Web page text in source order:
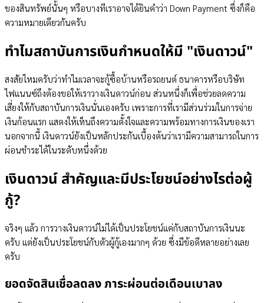
ของสินทรัพย์นั้นๆ หรือบางทีเราอาจได้ยินคำว่า Down Payment ซึ่งก็คือ
ความหมายเดียวกันครับ
ทำไมสถาบันการเงินกำหนดให้มี "เงินดาวน์"
สงสัยไหมครับว่าทำไมเวลาจะกู้ซื้อบ้านหรือรถยนต์ ธนาคารหรือบริษัท
ไฟแนนซ์ถึงต้องขอให้เราวางเงินดาวน์ก่อน ส่วนหนึ่งก็เพื่อช่วยลดความ
เสี่ยงให้กับสถาบันการเงินนั่นเองครับ เพราะการที่เรามีส่วนร่วมในการจ่าย
เงินก้อนแรก แสดงให้เห็นถึงความตั้งใจและความพร้อมทางการเงินของเรา
นอกจากนี้ เงินดาวน์ยังเป็นหลักประกันเบื้องต้นว่าเรามีความสามารถในการ
ผ่อนชำระได้ในระดับหนึ่งด้วย
เงินดาวน์ สำคัญและมีประโยชน์อย่างไรต่อผู้
กู้?
จริงๆ แล้ว การวางเงินดาวน์ไม่ได้เป็นประโยชน์แค่กับสถาบันการเงินนะ
ครับ แต่ยังเป็นประโยชน์กับตัวผู้กู้เองมากๆ ด้วย ซึ่งมีข้อดีหลายอย่างเลย
ครับ
ยอดจัดสินเชื่อลดลง ภาระผ่อนต่อเดือนเบาลง